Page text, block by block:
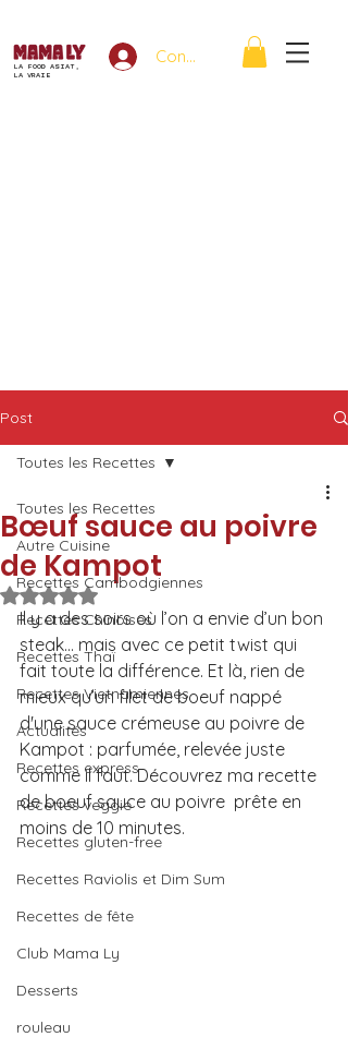
LA FOOD ASIAT,
LA VRAIE
Connexion
Post
Toutes les Recettes
Autre Cuisine
Recettes Cambodgiennes
Recettes Chinoises
Recettes Thaï
Recettes Vietnamiennes
Actualités
Recettes express
Recettes veggie
Recettes gluten-free
Recettes Raviolis et Dim Sum
Recettes de fête
Club Mama Ly
Desserts
rouleau
Toutes les Recettes
Bœuf sauce au poivre
de Kampot
Noté NaN étoiles sur 5.
Il y a des soirs où l’on a envie d’un bon
steak… mais avec ce petit twist qui
fait toute la différence. Et là, rien de
mieux qu’un filet de boeuf nappé
d'une sauce crémeuse au poivre de
Kampot : parfumée, relevée juste
comme il faut. Découvrez ma recette
de boeuf sauce au poivre  prête en
moins de 10 minutes.